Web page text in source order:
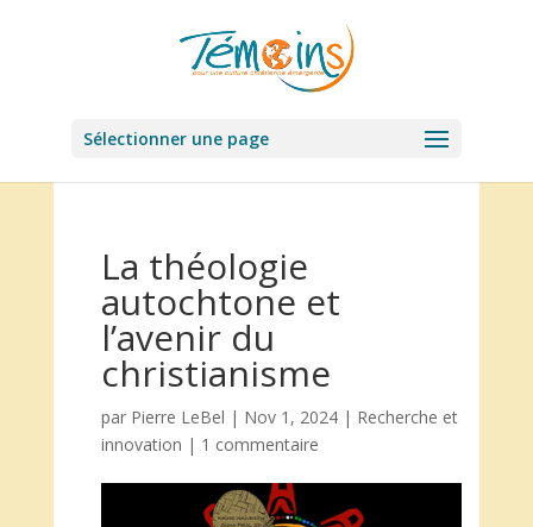
Sélectionner une page
La théologie
autochtone et
l’avenir du
christianisme
par Pierre LeBel | Nov 1, 2024| Recherche et
innovation | 1 commentaire